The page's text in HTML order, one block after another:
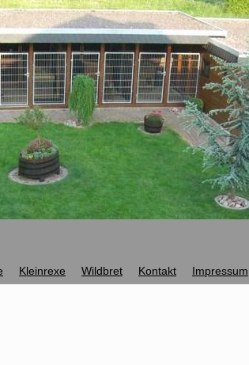
Kleinrexe Wildbret Kontakt Impressum